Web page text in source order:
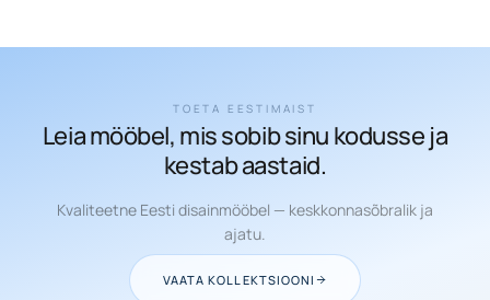
TOETA EESTIMAIST
Leia mööbel, mis sobib sinu kodusse ja
kestab aastaid.
Kvaliteetne Eesti disainmööbel — keskkonnasõbralik ja
ajatu.
VAATA KOLLEKTSIOONI